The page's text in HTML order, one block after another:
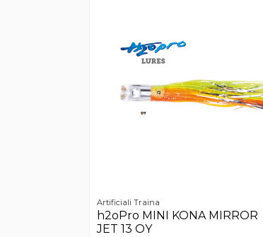
Artificiali Traina
h2oPro MINI KONA MIRROR
JET 13 OY